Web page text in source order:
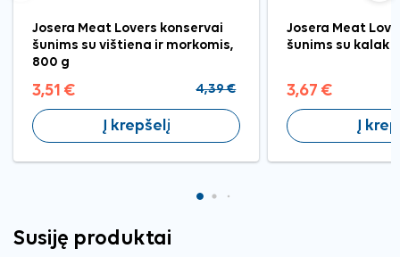
Josera Meat Lovers konservai
šunims su vištiena ir morkomis,
800 g
3,51 € 4,39 €
Į krepšelį
Josera Meat
šunims su
3,67 €
Į
Susiję produktai